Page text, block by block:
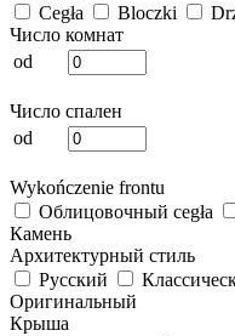
Cegła
Bloczki
Число комнат
od
Число спален
od
Wykończenie frontu
Облицовочный cegła
Камень
Архитектурный стиль
Русский
Оригинальный
Крыша